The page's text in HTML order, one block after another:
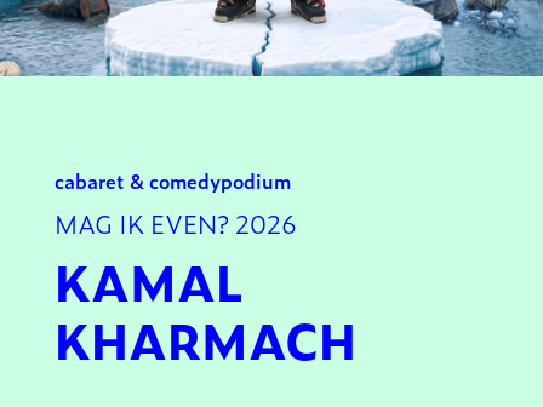
cabaret & comedypodium
MAG IK EVEN? 2026
KAMAL
KHARMACH